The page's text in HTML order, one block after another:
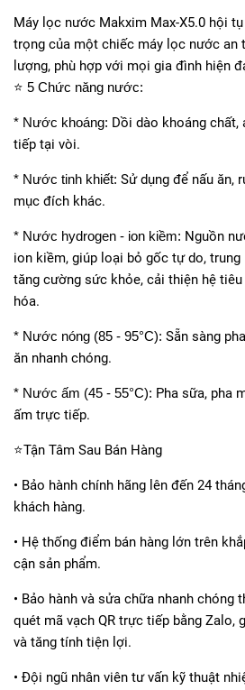
Máy lọc nước Makxim Max-X5.0 hội
trọng của một chiếc máy lọc nước an
lượng, phù hợp với mọi gia đình hiện
⭐️ 5 Chức năng nước:
* Nước khoáng: Dồi dào khoáng
tiếp tại vòi.
* Nước tinh khiết: Sử dụng để nấu ăn,
mục đích khác.
* Nước hydrogen - ion kiềm: Nguồn
ion kiềm, giúp loại bỏ gốc tự do,
tăng cường sức khỏe, cải thiện hệ
hóa.
* Nước nóng (85 - 95°C): Sẵn sàng
ăn nhanh chóng.
* Nước ấm (45 - 55°C): Pha sữa, pha
ấm trực tiếp.
⭐️Tận Tâm Sau Bán Hàng
• Bảo hành chính hãng lên đến 24
khách hàng.
• Hệ thống điểm bán hàng lớn trên
cận sản phẩm.
• Bảo hành và sửa chữa nhanh chóng
quét mã vạch QR trực tiếp bằng Zalo,
và tăng tính tiện lợi.
• Đội ngũ nhân viên tư vấn kỹ thuật